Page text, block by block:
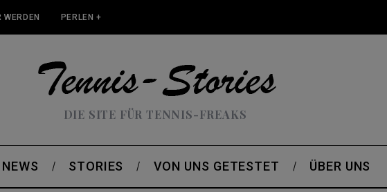
WERDEN PERLEN +
DIE SITE FÜR TENNIS-FREAKS
NEWS STORIES VON UNS GETESTET ÜBER UNS